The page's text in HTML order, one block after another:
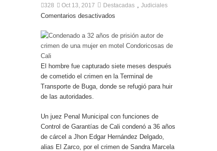
centro de Cali
328 Oct 13, 2017 Destacadas , Judiciales
Comentarios desactivados
El hombre fue capturado siete meses después
de cometido el crimen en la Terminal de
Transporte de Buga, donde se refugió para huir
de las autoridades.
Un juez Penal Municipal con funciones de
Control de Garantías de Cali condenó a 36 años
de cárcel a Jhon Edgar Hernández Delgado,
alias El Zarco, por el crimen de Sandra Marcela